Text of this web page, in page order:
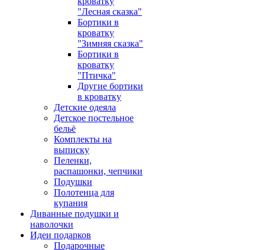
"Лесная сказка"
Бортики в
кроватку
"Зимняя сказка"
Бортики в
кроватку
"Птичка"
Другие бортики
в кроватку
Детские одеяла
Детское постельное
бельё
Комплекты на
выписку
Пеленки,
распашонки, чепчики
Подушки
Полотенца для
купания
Диванные подушки и
наволочки
Идеи подарков
Подарочные